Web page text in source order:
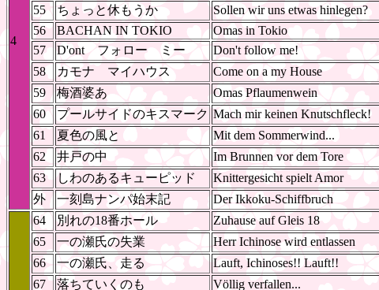
4
55
ちょっと休もうか
Sollen wir uns etwas hinlegen?
56
BACHAN IN TOKIO
Omas in Tokio
57
D'ont フォロー ミー
Don't follow me!
58
カモナ マイハウス
Come on a my House
59
梅酒婆あ
Omas Pflaumenwein
60
プールサイドのキスマーク Mach mir keinen Knutschfleck!
61
夏色の風と
Mit dem Sommerwind...
62
井戸の中
Im Brunnen vor dem Tore
63
しわのあるキューピッド
Knittergesicht spielt Amor
外
一刻島ナンパ始末記 Der Ikkoku-Schiffbruch
64 別れの18番ホール
Zuhause auf Gleis 18
65
一の瀬氏の失業
Herr Ichinose wird entlassen
66
一の瀬氏、走る
Lauft, Ichinoses!! Lauft!!
67
落ちていくのも
Völlig verfallen...